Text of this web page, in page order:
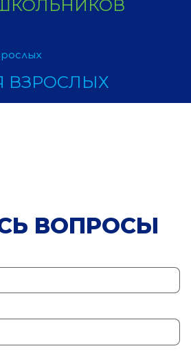
ВЗРОСЛЫХ
ВОПРОСЫ